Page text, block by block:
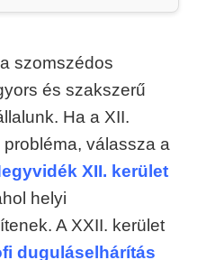
szomszédos
és szakszerű
Ha a XII.
válassza a
XII. kerület
helyi
A XXII. kerület
duguláselhárítás